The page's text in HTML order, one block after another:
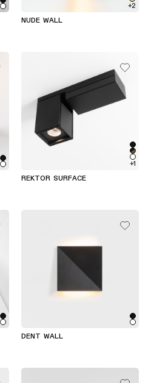
+2
NUDE WALL
+1
REKTOR SURFACE
DENT WALL